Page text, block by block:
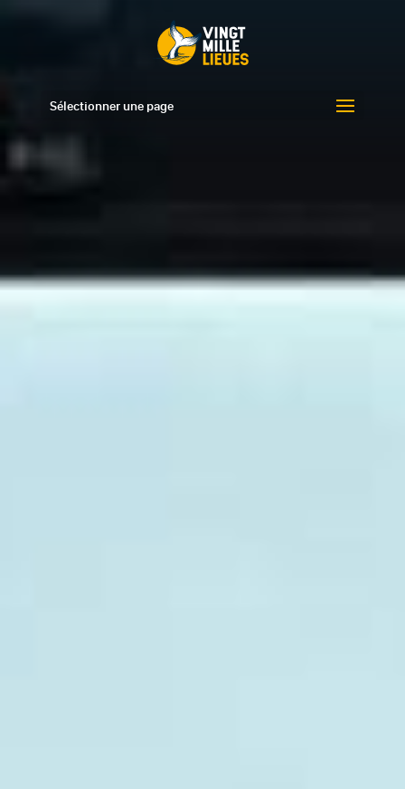
Sélectionner une page